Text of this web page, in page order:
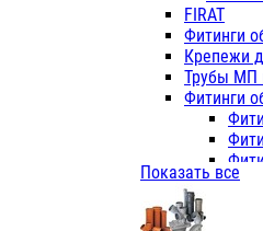
VALFEX
FIRAT
Фитинги
Крепежи
Трубы МП
Фитинги
Показать все